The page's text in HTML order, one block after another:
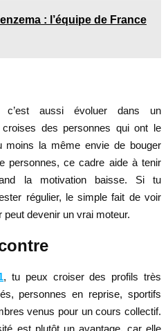
: l’équipe de France
aussi évoluer dans un
croises des personnes qui ont le
moins la même envie de bouger
personnes, ce cadre aide à tenir
la motivation baisse. Si tu
régulier, le simple fait de voir
peut devenir un vrai moteur.
, tu peux croiser des profils très
personnes en reprise, sportifs
venus pour un cours collectif.
est plutôt un avantage, car elle